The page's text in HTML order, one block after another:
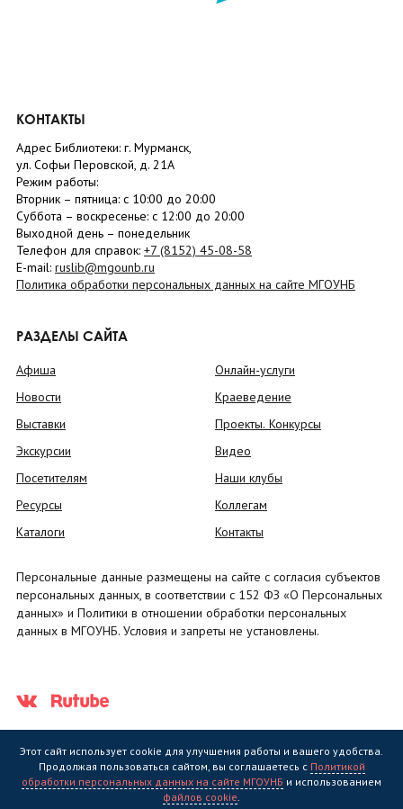
КОНТАКТЫ
Адрес Библиотеки: г. Мурманск,
ул. Софьи Перовской, д. 21А
Режим работы:
Вторник – пятница: с 10:00 до 20:00
Суббота – воскресенье: c 12:00 до 20:00
Выходной день – понедельник
Телефон для справок: +7 (8152) 45-08-58
E-mail: ruslib@mgounb.ru
Политика обработки персональных данных на сайте МГОУНБ
РАЗДЕЛЫ САЙТА
Афиша
Новости
Выставки
Экскурсии
Посетителям
Ресурсы
Каталоги
Онлайн-услуги
Краеведение
Проекты. Конкурсы
Видео
Наши клубы
Коллегам
Контакты
Персональные данные размещены на сайте с согласия субъектов
персональных данных, в соответствии с 152 ФЗ «О Персональных
данных» и Политики в отношении обработки персональных
данных в МГОУНБ. Условия и запреты не установлены.
Государственное областное бюджетное учреждение культуры
Этот сайт использует cookie для улучшения работы и вашего удобства.
Продолжая пользоваться сайтом, вы соглашаетесь с Политикой
обработки персональных данных на сайте МГОУНБ и использованием
файлов cookie.